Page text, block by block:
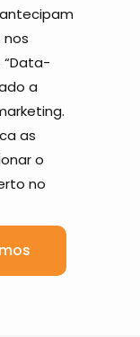
“Data-
a
as
o
no